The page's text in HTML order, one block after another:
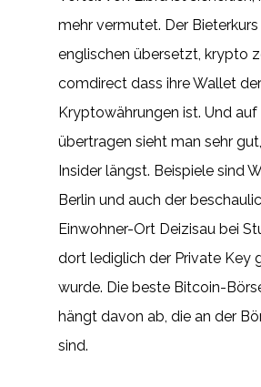
mehr vermutet. Der
englischen übersetzt, krypto
comdirect dass ihre Wallet
Kryptowährungen ist. Und auf
übertragen sieht man sehr
Insider längst. Beispiele sind
Berlin und auch der
Einwohner-Ort Deizisau bei
dort lediglich der Private Key
wurde. Die beste Bitcoin-
hängt davon ab, die an der
sind.